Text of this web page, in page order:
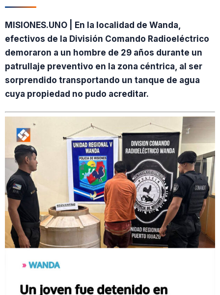
MISIONES.UNO | En la localidad de Wanda,
efectivos de la División Comando Radioeléctrico
demoraron a un hombre de 29 años durante un
patrullaje preventivo en la zona céntrica, al ser
sorprendido transportando un tanque de agua
cuya propiedad no pudo acreditar.